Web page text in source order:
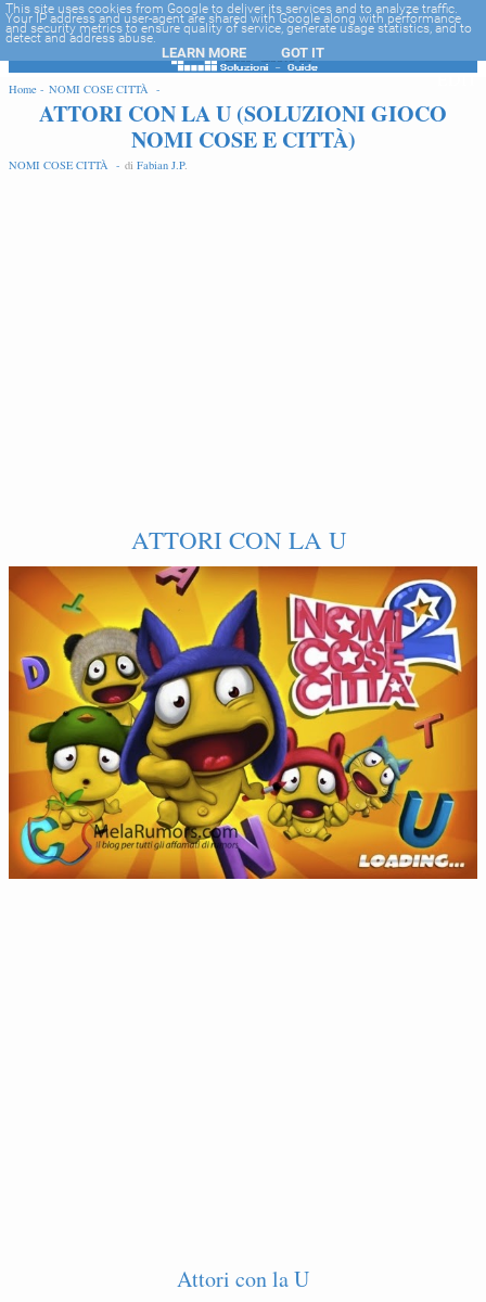
-->
Home - NOMI COSE CITTÀ -
ATTORI CON LA U (SOLUZIONI GIOCO
NOMI COSE E CITTÀ)
NOMI COSE CITTÀ - di Fabian J.P.
ATTORI CON LA U
Attori con la U
EDIT
This site uses cookies from Google to deliver its services and to analyze traffic.
Your IP address and user-agent are shared with Google along with performance
and security metrics to ensure quality of service, generate usage statistics, and to
detect and address abuse.
LEARN MORE GOT IT